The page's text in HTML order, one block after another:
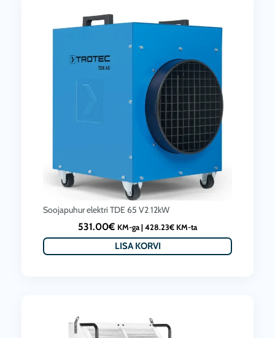
Soojapuhur elektri TDE 65 V2 12kW
531.00€ KM-ga | 428.23€ KM-ta
LISA KORVI